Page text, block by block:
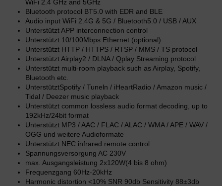
WiFi 2.4 GHz and 5GHz
Bluetooth protocol BT5.0 with EDR and BLE
Audio input WiFi 2.4G & 5G / Bluetooth5.0 / USB / AUX
Unterstützt APP interconnection control
Unterstützt 10/100Mbps Ethernet (optional)
Unterstützt HTTP / HTTPS / RTSP / MMS / TS protocol
Unterstützt Airplay2 / DLNA / Qplay Streaming protocol
Unterstützt multi-room playback such as Airplay, Spotify,
Bluetooth etc.
UnterstütztSpotify / Tuneln / iHeartRadio / Amazon music /
Tidal / Deezer music playback
Unterstützt common lossless audio format decoding, up to
192kHz/24bit format
Unterstützt MP3 / AAC / FLAC / ALAC / WMA / APE / WAV /
OGG und weitere Audioformate
Unterstützt NEC infrared remote control
Spannungsversorgung AC 230V
max. Ausgangsleistung 2x120W(4 bis 8 ohm)
Frequenzgang 60Hz-20kHz
Harmonic distortion <10% SNR 90db Sensitivity 88±3db